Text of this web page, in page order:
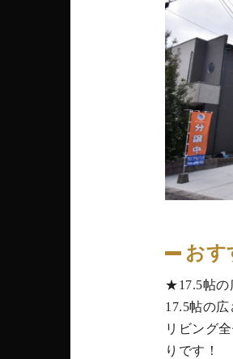
おす
★17.5帖の
17.5帖の
リビング
りです！